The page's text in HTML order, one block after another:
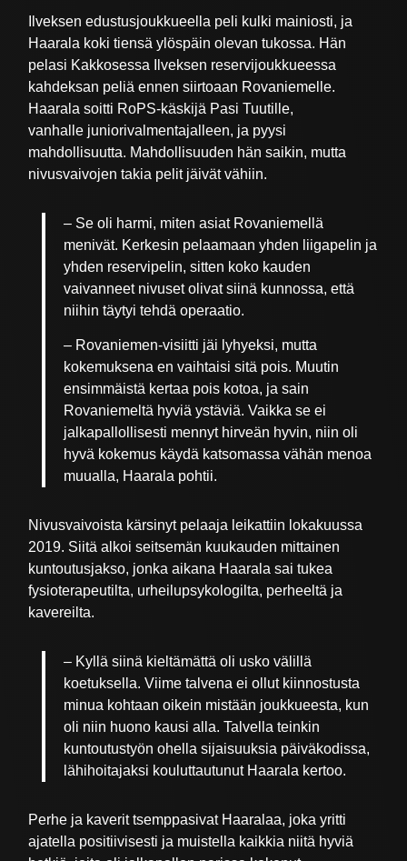
Ilveksen edustusjoukkueella peli kulki mainiosti, ja
Haarala koki tiensä ylöspäin olevan tukossa. Hän
pelasi Kakkosessa Ilveksen reservijoukkueessa
kahdeksan peliä ennen siirtoaan Rovaniemelle.
Haarala soitti RoPS-käskijä Pasi Tuutille,
vanhalle juniorivalmentajalleen, ja pyysi
mahdollisuutta. Mahdollisuuden hän saikin, mutta
nivusvaivojen takia pelit jäivät vähiin.
– Se oli harmi, miten asiat Rovaniemellä
menivät. Kerkesin pelaamaan yhden liigapelin ja
yhden reservipelin, sitten koko kauden
vaivanneet nivuset olivat siinä kunnossa, että
niihin täytyi tehdä operaatio.
– Rovaniemen-visiitti jäi lyhyeksi, mutta
kokemuksena en vaihtaisi sitä pois. Muutin
ensimmäistä kertaa pois kotoa, ja sain
Rovaniemeltä hyviä ystäviä. Vaikka se ei
jalkapallollisesti mennyt hirveän hyvin, niin oli
hyvä kokemus käydä katsomassa vähän menoa
muualla, Haarala pohtii.
Nivusvaivoista kärsinyt pelaaja leikattiin lokakuussa
2019. Siitä alkoi seitsemän kuukauden mittainen
kuntoutusjakso, jonka aikana Haarala sai tukea
fysioterapeutilta, urheilupsykologilta, perheeltä ja
kavereilta.
– Kyllä siinä kieltämättä oli usko välillä
koetuksella. Viime talvena ei ollut kiinnostusta
minua kohtaan oikein mistään joukkueesta, kun
oli niin huono kausi alla. Talvella teinkin
kuntoutustyön ohella sijaisuuksia päiväkodissa,
lähihoitajaksi kouluttautunut Haarala kertoo.
Perhe ja kaverit tsemppasivat Haaralaa, joka yritti
ajatella positiivisesti ja muistella kaikkia niitä hyviä